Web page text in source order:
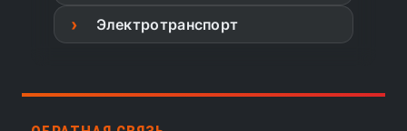
Электротранспорт